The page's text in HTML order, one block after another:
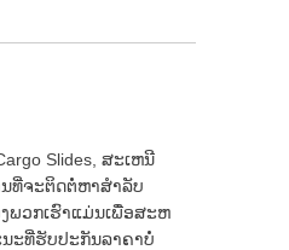
Slides, ສະເຫນີ
ທີ່​ຈະ​ຕິດ​ຕໍ່​ຫາ​ສໍາ​ລັບ​
ພວກເຮົາແມ່ນເພື່ອສະຫ
ະທີ່ຮັບປະກັນລາຄາບໍ່